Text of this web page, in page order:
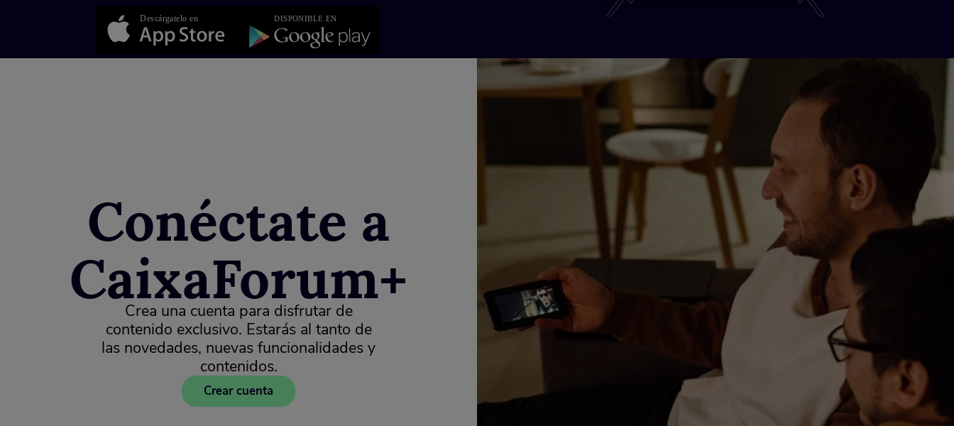
Conéctate a
CaixaForum+
Crea una cuenta para disfrutar de
contenido exclusivo. Estarás al tanto de
las novedades, nuevas funcionalidades y
contenidos.
Crear cuenta